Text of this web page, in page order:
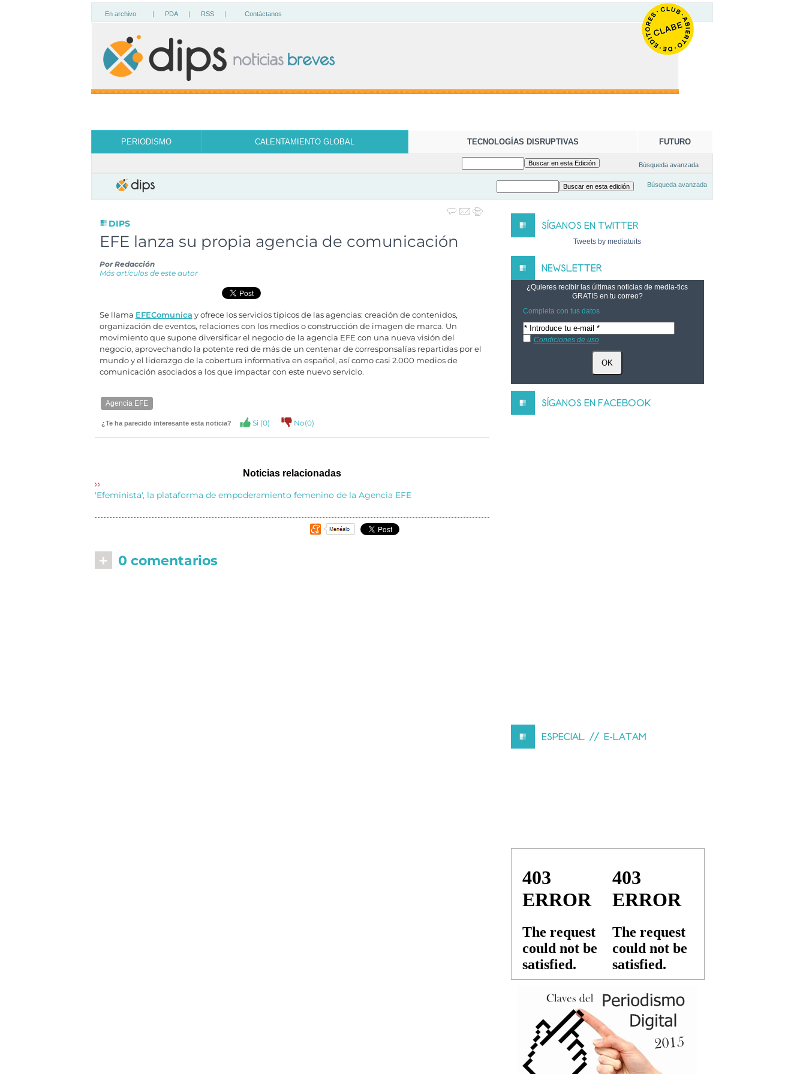
En archivo | PDA | RSS | Contáctanos
PERIODISMO CALENTAMIENTO GLOBAL TECNOLOGÍAS DISRUPTIVAS FUTURO
Búsqueda avanzada
Búsqueda avanzada
DIPS
EFE lanza su propia agencia de comunicación
PorRedacción
Más artículos de este autor
Se llama EFEComunica y ofrece los servicios típicos de las agencias: creación de contenidos,
organización de eventos, relaciones con los medios o construcción de imagen de marca. Un
movimiento que supone diversificar el negocio de la agencia EFE con una nueva visión del
negocio, aprovechando la potente red de más de un centenar de corresponsalías repartidas por el
mundo y el liderazgo de la cobertura informativa en español, así como casi 2.000 medios de
comunicación asociados a los que impactar con este nuevo servicio.
Agencia EFE
¿Te ha parecido interesante esta noticia? Si (0) No(0)
Noticias relacionadas
'Efeminista', la plataforma de empoderamiento femenino de la Agencia EFE
+ 0 comentarios
Tweets by mediatuits
¿Quieres recibir las últimas noticias de media-tics
GRATISen tu correo?
Completa con tus datos
Condiciones de uso